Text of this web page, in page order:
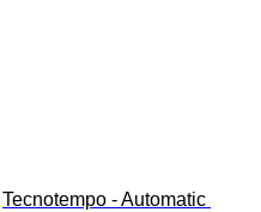
Tecnotempo - Automatic